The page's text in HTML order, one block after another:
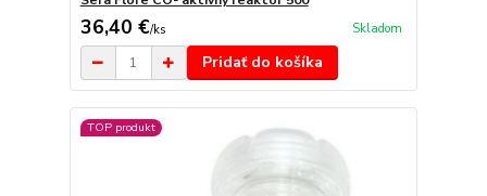
36,40 €/ks Skladom
Pridať do košíka
TOP produkt